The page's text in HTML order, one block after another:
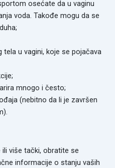
osećate da u vaginu
voda. Takođe mogu da se
u vagini, koje se pojačava
mnogo i često;
(nebitno da li je završen
ili više tački, obratite se
informacije o stanju vaših